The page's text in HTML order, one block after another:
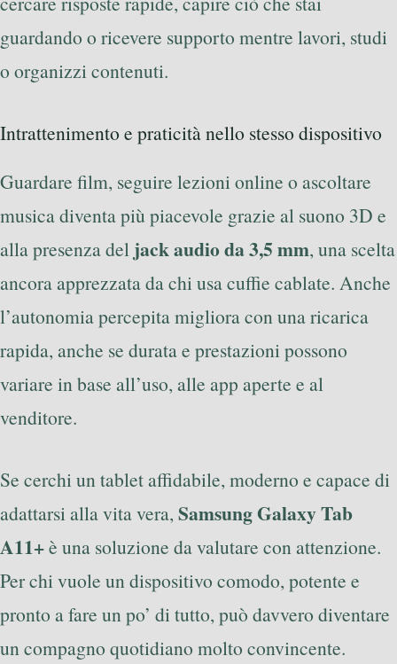
guardando o ricevere supporto mentre lavori, studi
o organizzi contenuti.
Intrattenimento e praticità nello stesso dispositivo
Guardare film, seguire lezioni online o ascoltare
musica diventa più piacevole grazie al suono 3D e
alla presenza del jack audio da 3,5 mm, una scelta
ancora apprezzata da chi usa cuffie cablate. Anche
l’autonomia percepita migliora con una ricarica
rapida, anche se durata e prestazioni possono
variare in base all’uso, alle app aperte e al
venditore.
Se cerchi un tablet affidabile, moderno e capace di
adattarsi alla vita vera, Samsung Galaxy Tab
A11+è una soluzione da valutare con attenzione.
Per chi vuole un dispositivo comodo, potente e
pronto a fare un po’ di tutto, può davvero diventare
un compagno quotidiano molto convincente.